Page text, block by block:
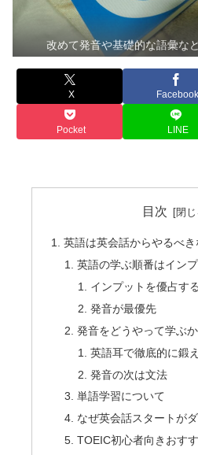
改めて発音や基礎的な語彙な
X Facebook
Pocket LINE
目次
英語は英会話からやるべき
英語の学ぶ順番はイン
インプットを優占す
発音が最優先
発音をどうやって学ぶか
英語耳で徹底的に鍛
発音の次は文法
単語学習について
なぜ英会話スタートが
TOEIC初心者向きおす